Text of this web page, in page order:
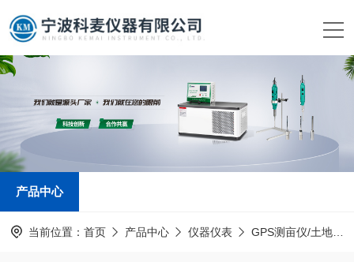
产品中心
当前位置： 首页 产品中心 仪器仪表 GPS测亩仪/土地面积测量仪